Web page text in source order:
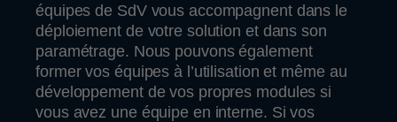
équipes de SdV vous accompagnent dans le
déploiement de votre solution et dans son
paramétrage. Nous pouvons également
former vos équipes à l’utilisation et même au
développement de vos propres modules si
vous avez une équipe en interne. Si vos